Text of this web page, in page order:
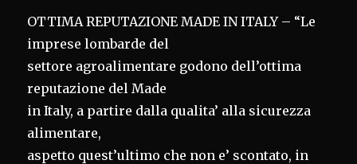
OTTIMA REPUTAZIONE MADE IN ITALY – “Le
imprese lombarde del
settore agroalimentare godono dell’ottima
reputazione del Made
in Italy, a partire dalla qualita’ alla sicurezza
alimentare,
aspetto quest’ultimo che non e’ scontato, in